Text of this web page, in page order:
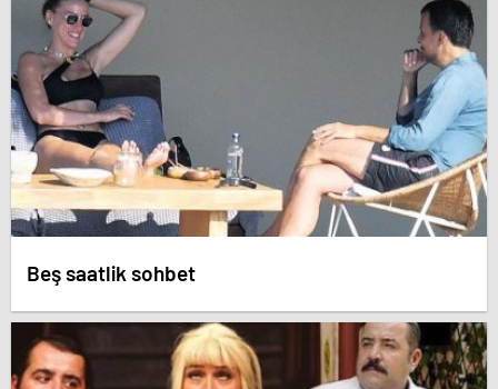
Beş saatlik sohbet